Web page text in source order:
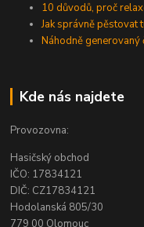
10 důvodů, proč
Jak správně pěstovat
Náhodně generovaný
Kde nás najdete
Provozovna:
Hasičský obchod
IČO:
DIČ:
Hodolanská 805/30
779 00 Olomouc